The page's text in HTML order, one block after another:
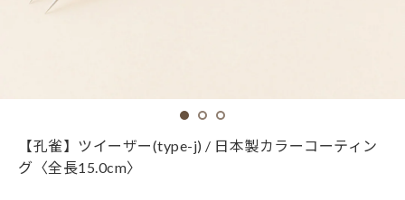
【孔雀】ツイーザー(type-j) / 日本製カラーコーティン
グ〈全長15.0cm〉